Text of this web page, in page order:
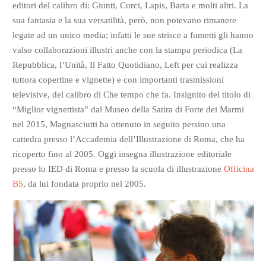
editori del calibro di: Giunti, Curci, Lapis, Barta e molti altri. La
sua fantasia e la sua versatilità, però, non potevano rimanere
legate ad un unico media; infatti le sue strisce a fumetti gli hanno
valso collaborazioni illustri anche con la stampa periodica (La
Repubblica, l’Unità, Il Fatto Quotidiano, Left per cui realizza
tuttora copertine e vignette) e con importanti trasmissioni
televisive, del calibro di Che tempo che fa. Insignito del titolo di
“Miglior vignettista” dal Museo della Satira di Forte dei Marmi
nel 2015, Magnasciutti ha ottenuto in seguito persino una
cattedra presso l’Accademia dell’Illustrazione di Roma, che ha
ricoperto fino al 2005. Oggi insegna illustrazione editoriale
presso lo IED di Roma e presso la scuola di illustrazione Officina
B5, da lui fondata proprio nel 2005.